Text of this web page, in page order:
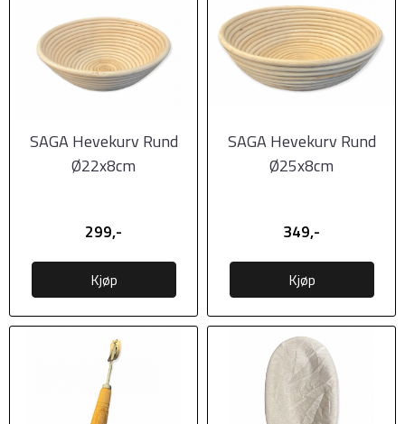
SAGA Hevekurv Rund
Ø22x8cm
299,-
Kjøp
SAGA Hevekurv Rund
Ø25x8cm
349,-
Kjøp